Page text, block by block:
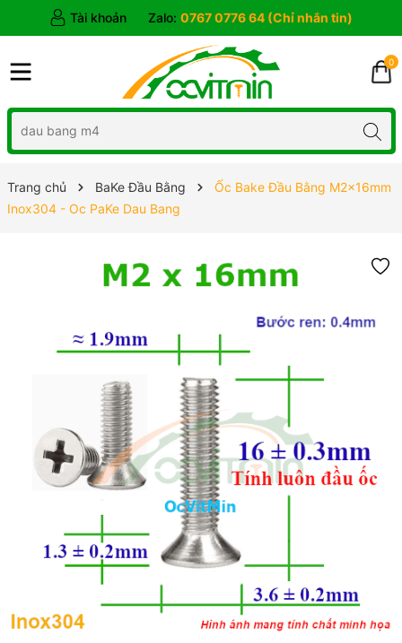
Tài khoản Zalo: 0767 0776 64 (Chỉ nhắn tin)
0
Trang chủ BaKe Đầu Bằng
Ốc Bake Đầu Bằng M2x16mm
Inox304 - Oc PaKe Dau Bang